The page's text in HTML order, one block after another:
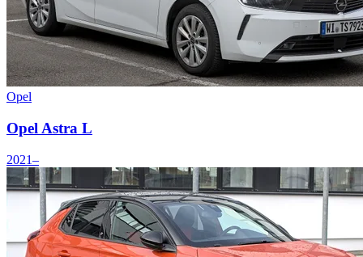
Opel
Opel Astra L
2021–